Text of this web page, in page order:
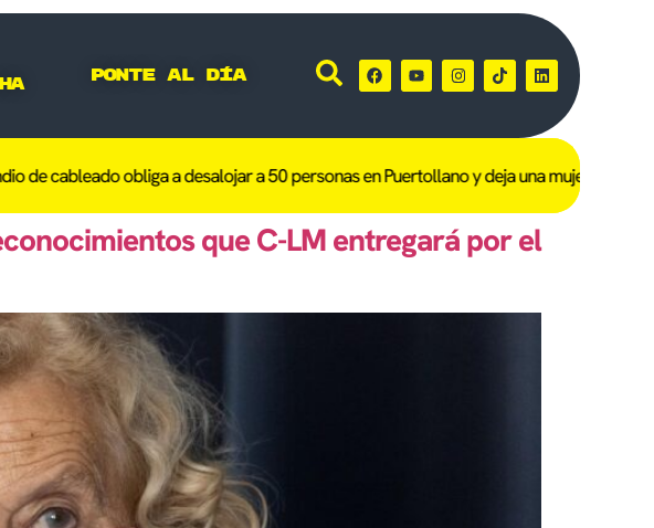
Ponte al día
cableado obliga a desalojar a 50 personas en Puertollano y deja una mujer de 101
que C-LM entregará por el